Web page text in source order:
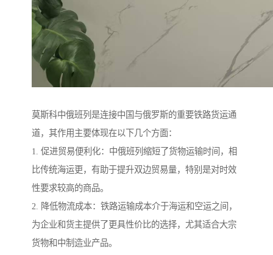
莫斯科中俄班列是连接中国与俄罗斯的重要铁路货运通
道，其作用主要体现在以下几个方面：
1. 促进贸易便利化：中俄班列缩短了货物运输时间，相
比传统海运更，有助于提升双边贸易量，特别是对时效
性要求较高的商品。
2. 降低物流成本：铁路运输成本介于海运和空运之间，
为企业和货主提供了更具性价比的选择，尤其适合大宗
货物和中制造业产品。